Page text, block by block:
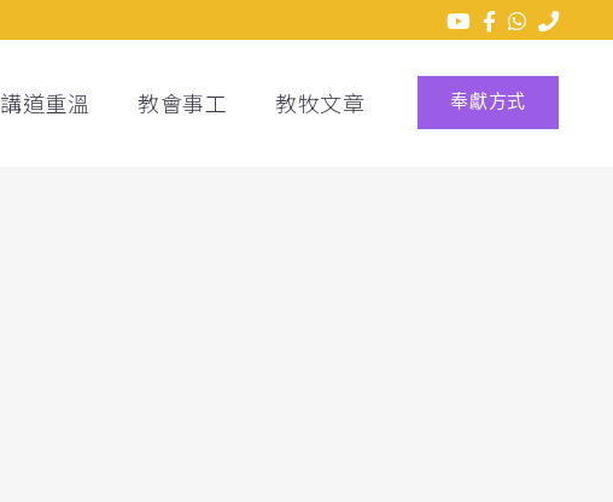
奉獻方式
講道重溫 教會事工 教牧文章